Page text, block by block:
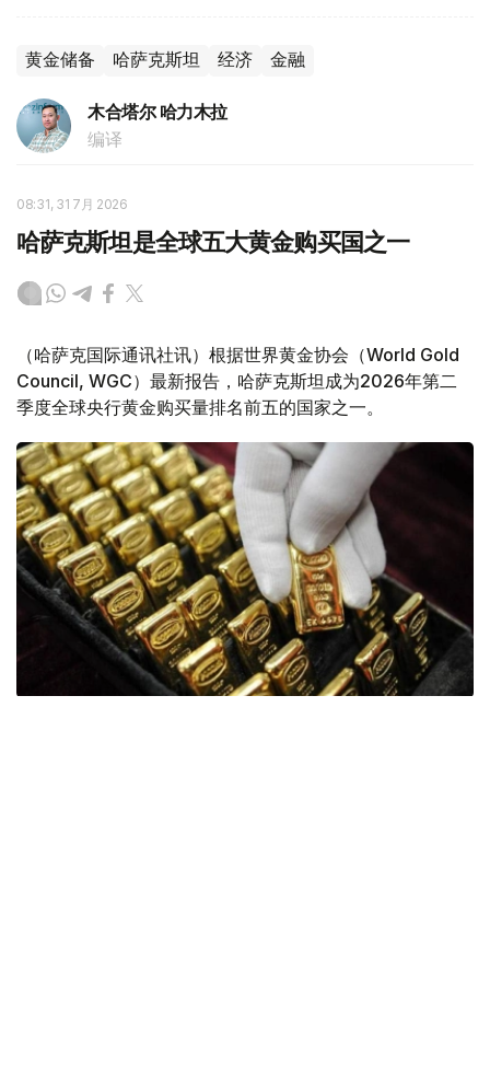
黄金储备 哈萨克斯坦 经济 金融
木合塔尔 哈力木拉
编译
08:31, 31 7月 2026
哈萨克斯坦是全球五大黄金购买国之一
（哈萨克国际通讯社讯）根据世界黄金协会（World Gold
Council, WGC）最新报告，哈萨克斯坦成为2026年第二
季度全球央行黄金购买量排名前五的国家之一。